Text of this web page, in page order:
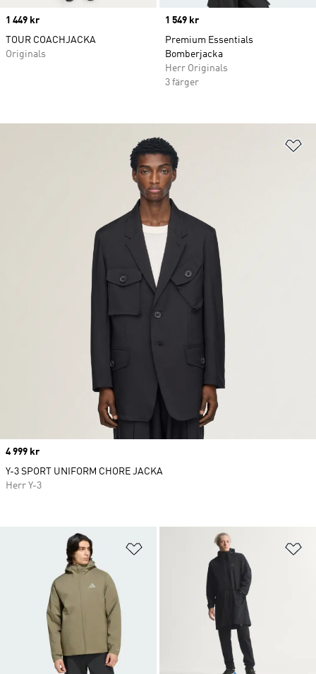
Price
1 449 kr
TOUR COACHJACKA
Originals
Price
1 549 kr
Premium Essentials
Bomberjacka
Herr Originals
3 färger
Lägg till på önskelistan
Price
4 999 kr
Y-3 SPORT UNIFORM CHORE JACKA
Herr Y-3